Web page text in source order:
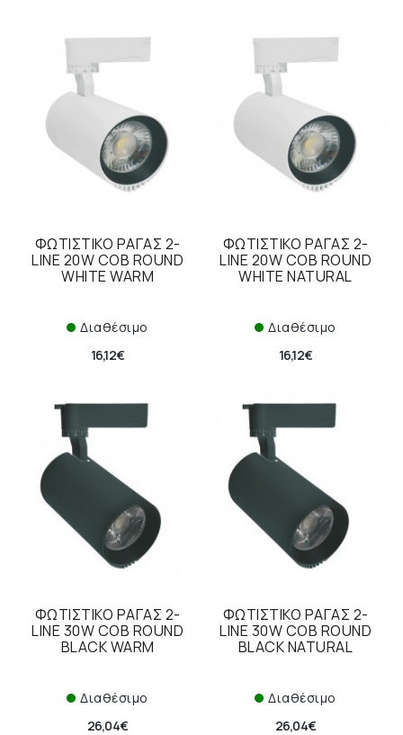
ΦΩΤΙΣΤΙΚΟ ΡΑΓΑΣ 2-
LINE 20W COB ROUND
WHITE WARM
Διαθέσιμο
16,12€
ΦΩΤΙΣΤΙΚΟ ΡΑΓΑΣ 2-
LINE 20W COB ROUND
WHITE NATURAL
Διαθέσιμο
16,12€
ΦΩΤΙΣΤΙΚΟ ΡΑΓΑΣ 2-
LINE 30W COB ROUND
BLACK WARM
Διαθέσιμο
26,04€
ΦΩΤΙΣΤΙΚΟ ΡΑΓΑΣ 2-
LINE 30W COB ROUND
BLACK NATURAL
Διαθέσιμο
26,04€